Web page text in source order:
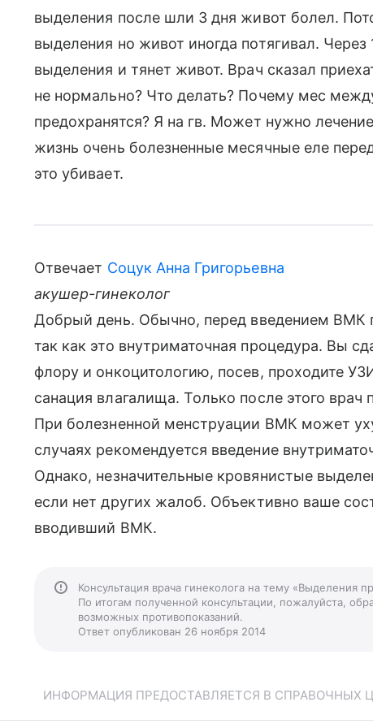
выделения после шли 3 дня живот болел.
выделения но живот иногда потягивал.
выделения и тянет живот. Врач сказал
не нормально? Что делать? Почему мес
предохранятся? Я на гв. Может нужно
жизнь очень болезненные месячные еле
это убивает.
Отвечает Соцук Анна Григорьевна
акушер-гинеколог
Добрый день. Обычно, перед введением ВМК
так как это внутриматочная процедура. Вы
флору и онкоцитологию, посев, проходите
санация влагалища. Только после этого
При болезненной менструации ВМК может
случаях рекомендуется введение
Однако, незначительные кровянистые
если нет других жалоб. Объективно ваше
вводивший ВМК.
Консультация врача гинеколога на тему «Выделения
По итогам полученной консультации, пожалуйста,
возможных противопоказаний.
Ответ опубликован 26 ноября 2014
ИНФОРМАЦИЯ ПРЕДОСТАВЛЯЕТСЯ В СПРАВОЧНЫХ